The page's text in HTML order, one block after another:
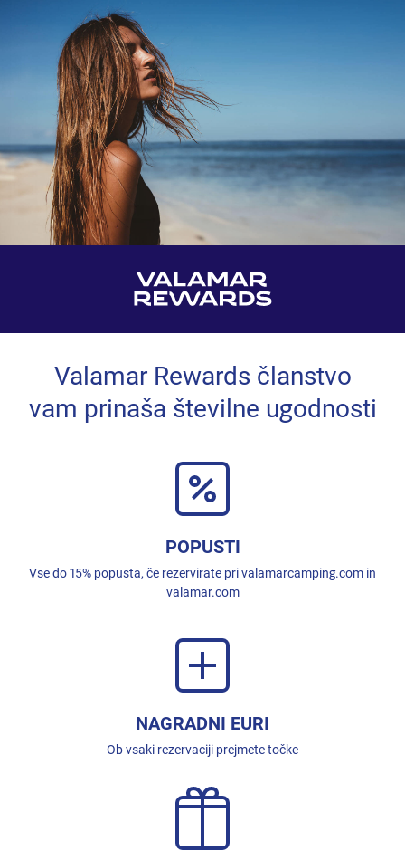
Valamar Rewards članstvo
vam prinaša številne ugodnosti
POPUSTI
Vse do 15% popusta, če rezervirate pri valamarcamping.com in
valamar.com
NAGRADNI EURI
Ob vsaki rezervaciji prejmete točke